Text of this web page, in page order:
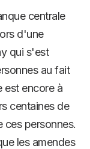
centrale
d'une
qui s'est
au fait
est encore à
centaines de
ces personnes.
les amendes